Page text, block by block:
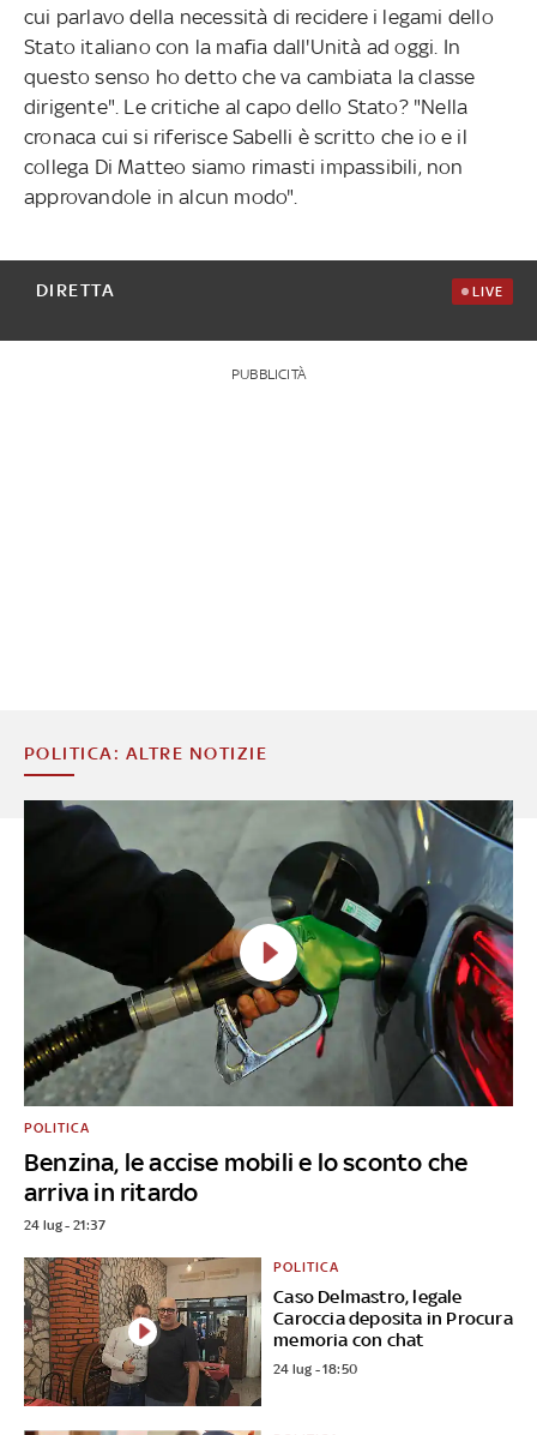
cui parlavo della necessità di recidere i legami dello
Stato italiano con la mafia dall'Unità ad oggi. In
questo senso ho detto che va cambiata la classe
dirigente". Le critiche al capo dello Stato? "Nella
cronaca cui si riferisce Sabelli è scritto che io e il
collega Di Matteo siamo rimasti impassibili, non
approvandole in alcun modo".
DIRETTA LIVE
PUBBLICITÀ
POLITICA: ALTRE NOTIZIE
Benzina, le accise mobili e lo sconto che
arriva in ritardo
POLITICA
24 lug - 21:37
Caso Delmastro, legale
Caroccia deposita in Procura
memoria con chat
POLITICA
24 lug - 18:50